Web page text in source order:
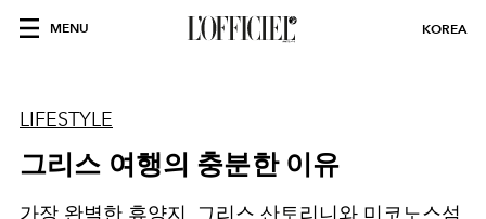
MENU KOREA
LIFESTYLE
그리스 여행의 충분한 이유
가장 완벽한 휴양지, 그리스 산토리니와 미코노스섬